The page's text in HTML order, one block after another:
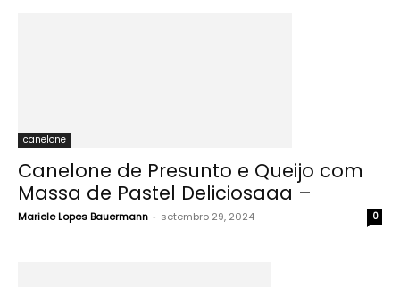
canelone
Canelone de Presunto e Queijo com
Massa de Pastel Deliciosaaa –
Mariele Lopes Bauermann - setembro 29, 2024 0